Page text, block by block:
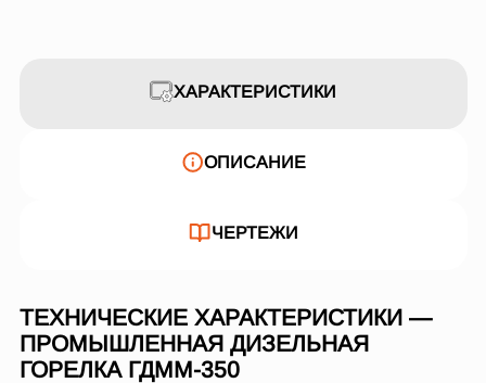
ХАРАКТЕРИСТИКИ
ОПИСАНИЕ
ЧЕРТЕЖИ
ТЕХНИЧЕСКИЕ ХАРАКТЕРИСТИКИ —
ПРОМЫШЛЕННАЯ ДИЗЕЛЬНАЯ
ГОРЕЛКА ГДММ-350